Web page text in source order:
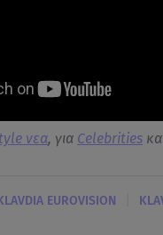
νεα, για Celebrities
EUROVISION